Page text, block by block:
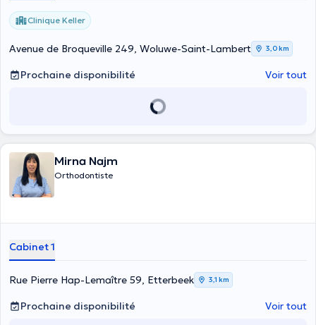
Clinique Keller
Avenue de Broqueville 249, Woluwe-Saint-Lambert 3,0 km
Prochaine disponibilité Voir tout
Mirna Najm
Orthodontiste
Cabinet 1
Rue Pierre Hap-Lemaître 59, Etterbeek 3,1 km
Prochaine disponibilité Voir tout